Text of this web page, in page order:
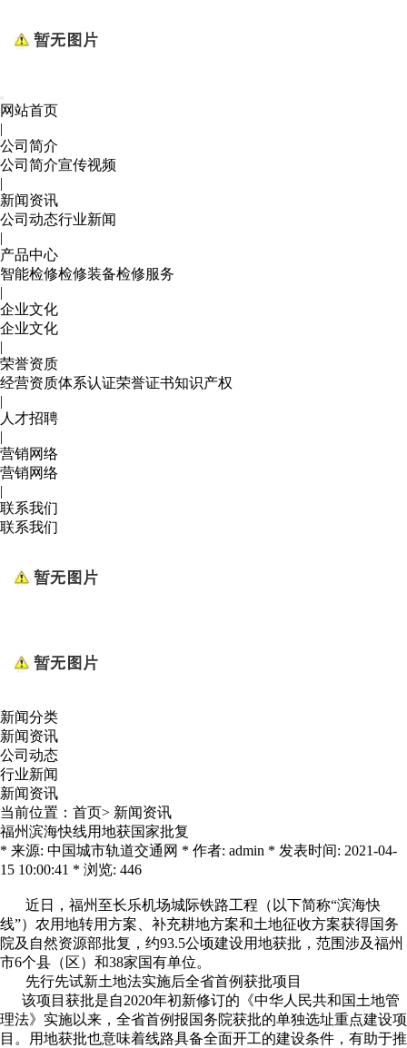
网站首页
|
公司简介
公司简介宣传视频
|
新闻资讯
公司动态行业新闻
|
产品中心
智能检修检修装备检修服务
|
企业文化
企业文化
|
荣誉资质
经营资质体系认证荣誉证书知识产权
|
人才招聘
|
营销网络
营销网络
|
联系我们
联系我们
新闻分类
新闻资讯
公司动态
行业新闻
新闻资讯
当前位置： 首页> 新闻资讯
福州滨海快线用地获国家批复
* 来源: 中国城市轨道交通网 * 作者: admin * 发表时间: 2021-04-
15 10:00:41 * 浏览: 446
近日，福州至长乐机场城际铁路工程（以下简称“滨海快
线”）农用地转用方案、补充耕地方案和土地征收方案获得国务
院及自然资源部批复，约93.5公顷建设用地获批，范围涉及福州
市6个县（区）和38家国有单位。
先行先试新土地法实施后全省首例获批项目
该项目获批是自2020年初新修订的《中华人民共和国土地管
理法》实施以来，全省首例报国务院获批的单独选址重点建设项
目。用地获批也意味着线路具备全面开工的建设条件，有助于推